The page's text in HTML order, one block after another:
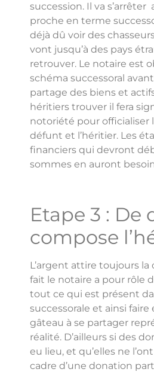
succession. Il va s’arrêter
proche en terme
déjà dû voir des
vont jusqu’à des pays
retrouver. Le notaire est
schéma successoral
partage des biens et
héritiers trouver il fera
notoriété pour officialiser
défunt et l’héritier. Les
financiers qui devront
sommes en auront
Etape 3 : De
compose
L’argent attire toujours la
fait le notaire a pour rôle
tout ce qui est présent
successorale et ainsi faire
gâteau à se partager
réalité. D’ailleurs si des
eu lieu, et qu’elles ne
cadre d’une donation